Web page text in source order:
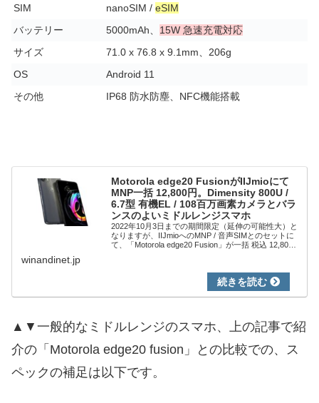
SIM nanoSIM / eSIM
バッテリー
5000mAh、 15W 急速充電対応
サイズ
71.0 x 76.8 x 9.1mm、206g
OS
Android 11
その他
IP68 防水防塵、NFC機能搭載
Motorola edge20 FusionがIIJmioにて
MNP一括 12,800円。Dimensity 800U /
6.7型 有機EL / 108百万画素カメラとバラ
ンスのよいミドルレンジスマホ
2022年10月3日までの期間限定（延伸の可能性大）と
なりますが、IIJmioへのMNP / 音声SIMとのセットに
て、「Motorola edge20 Fusion」が一括 税込 12,800
winandinet.jp
▲▼一般的なミドルレンジのスマホ、上の記事で紹
介の「Motorola edge20 fusion」との比較での、ス
ペックの補足は以下です。